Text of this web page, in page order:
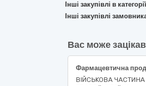
Інші закупівлі в
Інші закупівлі
Вас може
Фармацевтична
ВІЙСЬКОВА ЧАСТИНА